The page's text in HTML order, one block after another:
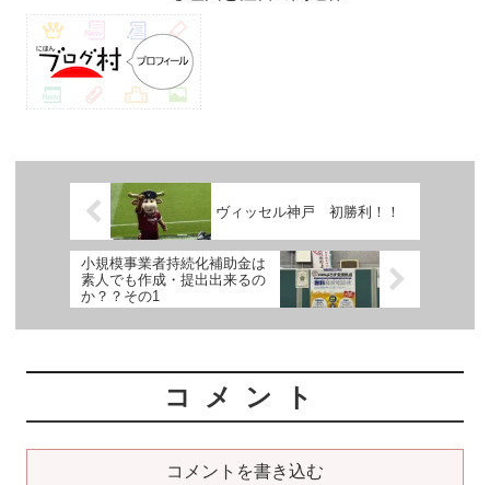
ヴィッセル神戸 初勝利！！
小規模事業者持続化補助金は
素人でも作成・提出出来るの
か？？その1
コメント
コメントを書き込む